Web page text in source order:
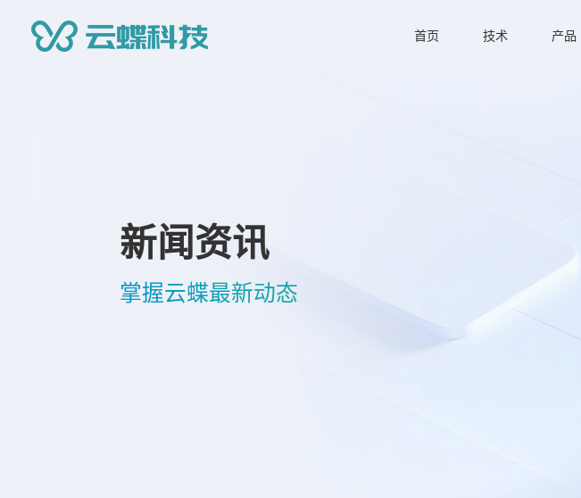
首页 技术 产品
新闻资讯
掌握云蝶最新动态